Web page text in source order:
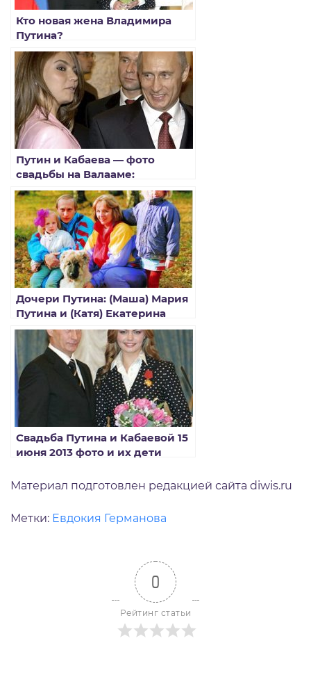
Кто новая жена Владимира
Путина?
Путин и Кабаева — фото
свадьбы на Валааме:
последние новости
Дочери Путина: (Маша) Мария
Путина и (Катя) Екатерина
Тихонова фото
Свадьба Путина и Кабаевой 15
июня 2013 фото и их дети
Материал подготовлен редакцией сайта diwis.ru
Метки: Евдокия Германова
0
Рейтинг статьи